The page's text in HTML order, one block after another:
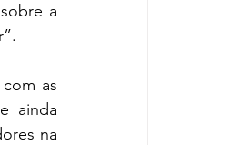
a
as
ainda
na